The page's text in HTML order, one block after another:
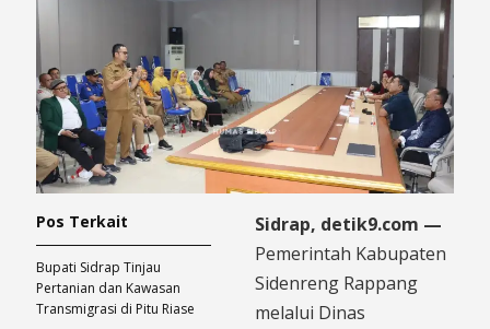
Sidrap, detik9.com —
Pemerintah Kabupaten
Sidenreng Rappang
melalui Dinas
Pos Terkait
Bupati Sidrap Tinjau
Pertanian dan Kawasan
Transmigrasi di Pitu Riase